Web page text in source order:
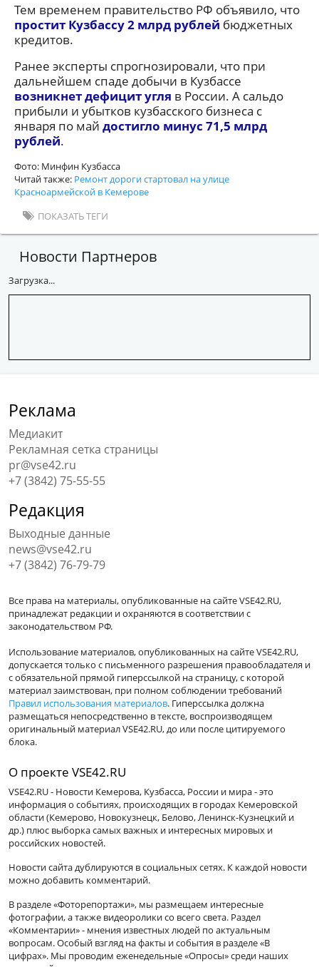
Тем временем правительство РФ объявило, что
простит Кузбассу 2 млрд рублей бюджетных
кредитов.
Ранее эксперты спрогнозировали, что при
дальнейшем спаде добычи в Кузбассе
возникнет дефицит угля в России. А сальдо
прибыли и убытков кузбасского бизнеса с
января по май достигло минус 71,5 млрд
рублей.
Фото: Минфин Кузбасса
Читай также: Ремонт дороги стартовал на улице
Красноармейской в Кемерове
ПОКАЗАТЬ ТЕГИ
Новости Партнеров
Загрузка...
Реклама
Медиакит
Рекламная сетка страницы
pr@vse42.ru
+7 (3842) 75-55-55
Редакция
Выходные данные
news@vse42.ru
+7 (3842) 76-79-79
Все права на материалы, опубликованные на сайте VSE42.RU,
принадлежат редакции и охраняются в соответствии с
законодательством РФ.
Использование материалов, опубликованных на сайте VSE42.RU,
допускается только с письменного разрешения правообладателя и
с обязательной прямой гиперссылкой на страницу, с которой
материал заимствован, при полном соблюдении требований
Правил использования материалов. Гиперссылка должна
размещаться непосредственно в тексте, воспроизводящем
оригинальный материал VSE42.RU, до или после цитируемого
блока.
О проекте VSE42.RU
VSE42.RU - Новости Кемерова, Кузбасса, России и мира - это
информация о событиях, происходящих в городах Кемеровской
области (Кемерово, Новокузнецк, Белово, Ленинск-Кузнецкий и
др.) плюс выборка самых важных и интересных мировых и
российских новостей.
Новости сайта дублируются в социальных сетях. К каждой новости
можно добавить комментарий.
В разделе «Фоторепортажи», мы размещаем интересные
фотографии, а также видеоролики со всего света. Раздел
«Комментарии» - мнения известных людей по актуальным
вопросам. Особый взгляд на факты и события в разделе «В
цифрах». Мы проводим еженедельные «Опросы» среди наших